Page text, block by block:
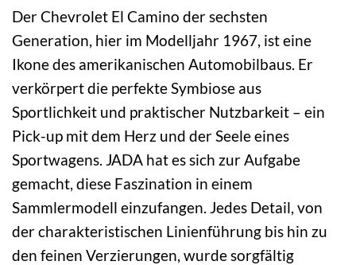
Der Chevrolet El Camino der sechsten
Generation, hier im Modelljahr 1967, ist eine
Ikone des amerikanischen Automobilbaus. Er
verkörpert die perfekte Symbiose aus
Sportlichkeit und praktischer Nutzbarkeit – ein
Pick-up mit dem Herz und der Seele eines
Sportwagens. JADA hat es sich zur Aufgabe
gemacht, diese Faszination in einem
Sammlermodell einzufangen. Jedes Detail, von
der charakteristischen Linienführung bis hin zu
den feinen Verzierungen, wurde sorgfältig